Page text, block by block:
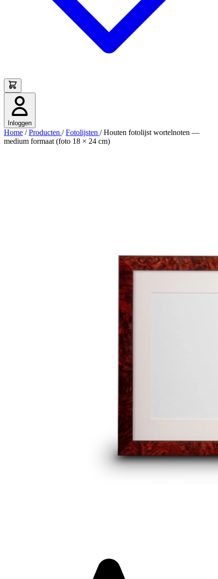
Inloggen
Home / Producten / Fotolijsten / Houten fotolijst wortelnoten —
medium formaat (foto 18 × 24 cm)